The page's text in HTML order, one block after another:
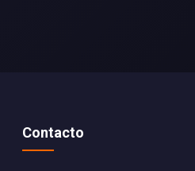
Contacto